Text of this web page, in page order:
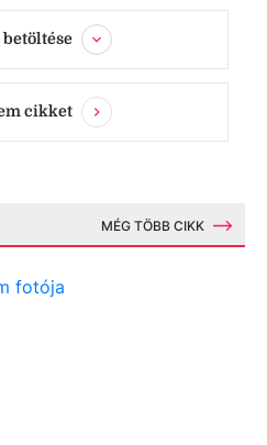
cikket
MÉG TÖBB CIKK